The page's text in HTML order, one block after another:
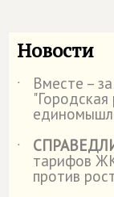
Новости
˙ Вместе –
˙
тарифов
против